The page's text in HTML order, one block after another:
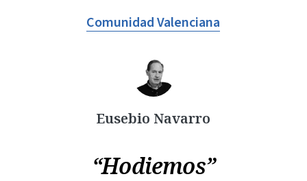
Comunidad Valenciana
Eusebio Navarro
“Hodiemos”